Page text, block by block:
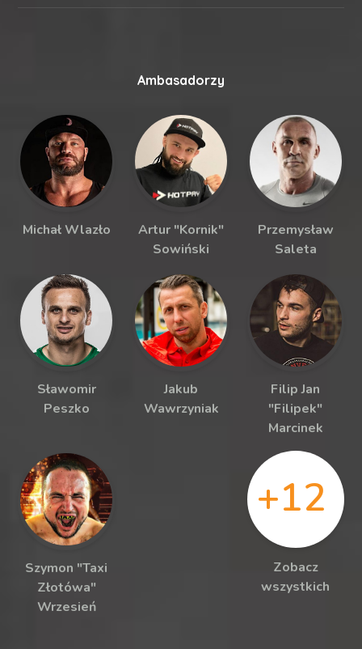
Ambasadorzy
Michał Wlazło
Artur "Kornik"
Sowiński
Przemysław
Saleta
Sławomir
Peszko
Jakub
Wawrzyniak
Filip Jan
"Filipek"
Marcinek
Szymon "Taxi
Złotówa"
Wrzesień
+12
Zobacz
wszystkich